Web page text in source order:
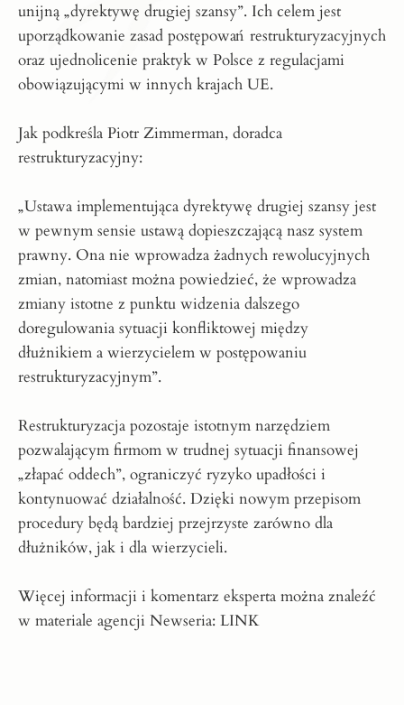
unijną „dyrektywę drugiej szansy”. Ich celem jest
uporządkowanie zasad postępowań restrukturyzacyjnych
oraz ujednolicenie praktyk w Polsce z regulacjami
obowiązującymi w innych krajach UE.
Jak podkreśla Piotr Zimmerman, doradca
restrukturyzacyjny:
„Ustawa implementująca dyrektywę drugiej szansy jest
w pewnym sensie ustawą dopieszczającą nasz system
prawny. Ona nie wprowadza żadnych rewolucyjnych
zmian, natomiast można powiedzieć, że wprowadza
zmiany istotne z punktu widzenia dalszego
doregulowania sytuacji konfliktowej między
dłużnikiem a wierzycielem w postępowaniu
restrukturyzacyjnym”.
Restrukturyzacja pozostaje istotnym narzędziem
pozwalającym firmom w trudnej sytuacji finansowej
„złapać oddech”, ograniczyć ryzyko upadłości i
kontynuować działalność. Dzięki nowym przepisom
procedury będą bardziej przejrzyste zarówno dla
dłużników, jak i dla wierzycieli.
Więcej informacji i komentarz eksperta można znaleźć
w materiale agencji Newseria: LINK